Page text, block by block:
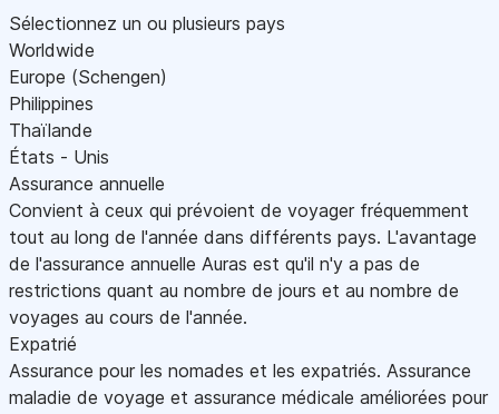
Sélectionnez un ou plusieurs pays
Worldwide
Europe (Schengen)
Philippines
Thaïlande
États - Unis
Assurance annuelle
Convient à ceux qui prévoient de voyager fréquemment
tout au long de l'année dans différents pays. L'avantage
de l'assurance annuelle Auras est qu'il n'y a pas de
restrictions quant au nombre de jours et au nombre de
voyages au cours de l'année.
Expatrié
Assurance pour les nomades et les expatriés. Assurance
maladie de voyage et assurance médicale améliorées pour